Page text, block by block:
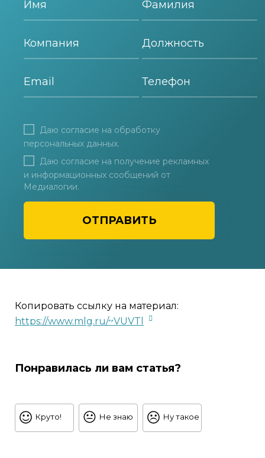
ОТПРАВИТЬ
Даю согласие на обработку
персональных данных.
Даю согласие на получение рекламных
и информационных сообщений от
Медиалогии.
Копировать ссылку на материал:
https://www.mlg.ru/~VUVTl
Понравилась ли вам статья?
Круто! Не знаю Ну такое